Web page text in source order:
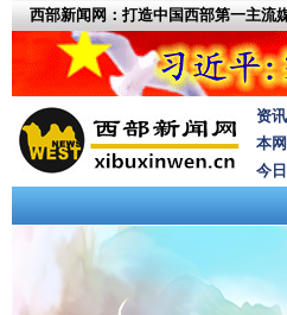
西部新闻网：打造中国西部第一主流
资
本
今